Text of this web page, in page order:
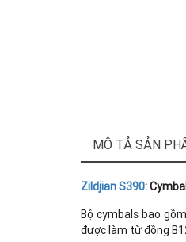
MÔ TẢ SẢN
Zildjian S390:
Bộ cymbals bao
được làm từ đồng